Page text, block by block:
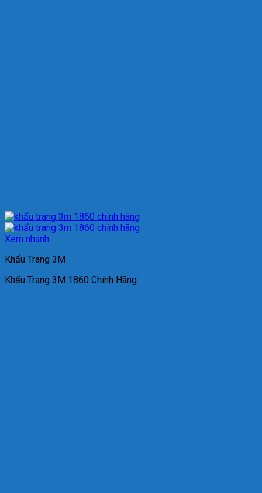
Xem nhanh
Khẩu Trang 3M
Khẩu Trang 3M 1860 Chính Hãng